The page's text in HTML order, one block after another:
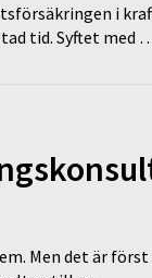
i
tid. Syftet med
Men det är